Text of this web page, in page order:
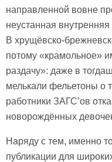
направленной вовне
неустанная
В хрущёвско-
потому «крамольное»
раздачу»: даже в
мелькали фельетоны о
работники ЗАГС’ов
новорождённых
Наряду с тем, именно
публикации для